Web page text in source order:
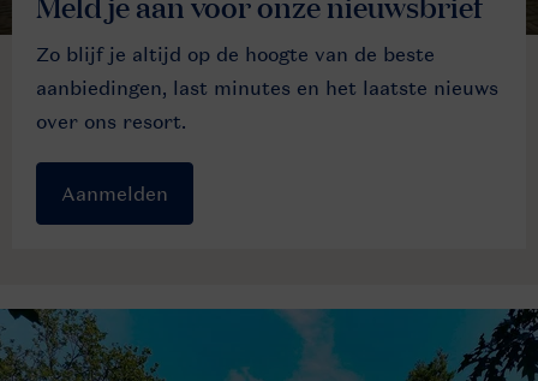
Zo blijf je altijd op de hoogte van de beste
aanbiedingen, last minutes en het laatste nieuws
over ons resort.
Aanmelden